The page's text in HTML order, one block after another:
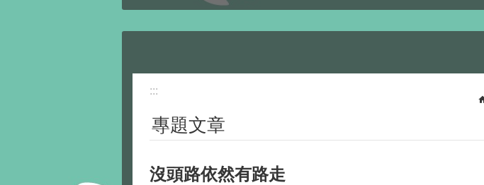
:::
專題文章
沒頭路依然有路走